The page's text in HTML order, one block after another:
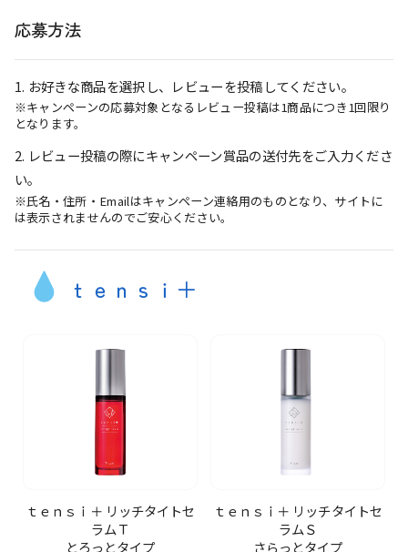
応募方法
1. お好きな商品を選択し、レビューを投稿してください。
※キャンペーンの応募対象となるレビュー投稿は1商品につき1回限り
となります。
2. レビュー投稿の際にキャンペーン賞品の送付先をご入力くださ
い。
※氏名・住所・Emailはキャンペーン連絡用のものとなり、サイトに
は表示されませんのでご安心ください。
ｔｅｎｓｉ＋
ｔｅｎｓｉ＋ リッチタイトセ
ラムＴ
とろっとタイプ
ｔｅｎｓｉ＋ リッチタイトセ
ラムＳ
さらっとタイプ